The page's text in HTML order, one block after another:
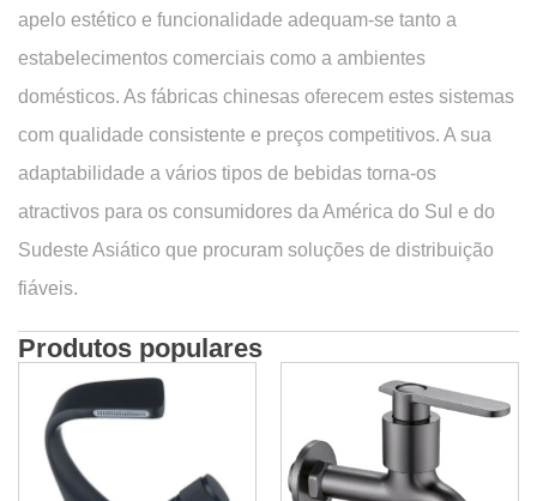
apelo estético e funcionalidade adequam-se tanto a
estabelecimentos comerciais como a ambientes
domésticos. As fábricas chinesas oferecem estes sistemas
com qualidade consistente e preços competitivos. A sua
adaptabilidade a vários tipos de bebidas torna-os
atractivos para os consumidores da América do Sul e do
Sudeste Asiático que procuram soluções de distribuição
fiáveis.
Produtos populares